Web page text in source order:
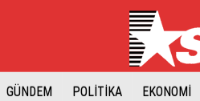
GÜNDEM POLİTİKA EKONOMİ